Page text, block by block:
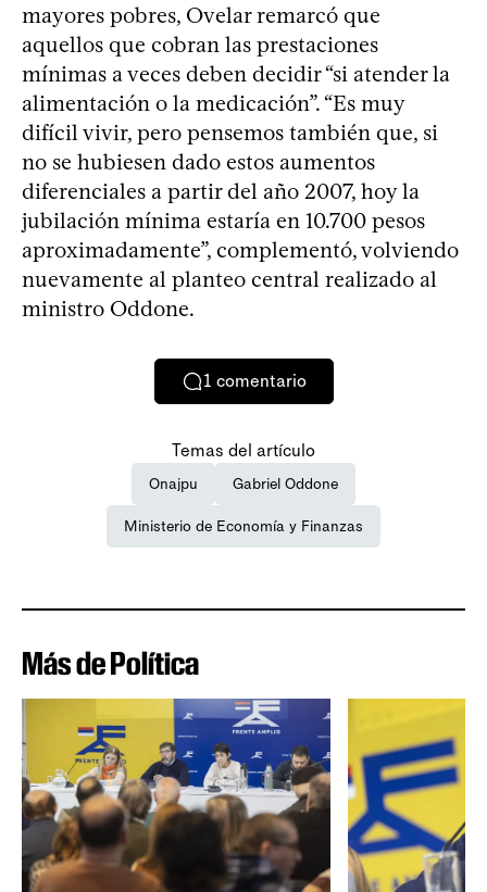
mayores pobres, Ovelar remarcó que
aquellos que cobran las prestaciones
mínimas a veces deben decidir “si atender la
alimentación o la medicación”. “Es muy
difícil vivir, pero pensemos también que, si
no se hubiesen dado estos aumentos
diferenciales a partir del año 2007, hoy la
jubilación mínima estaría en 10.700 pesos
aproximadamente”, complementó, volviendo
nuevamente al planteo central realizado al
ministro Oddone.
1 comentario
Temas del artículo
Onajpu Gabriel Oddone
Ministerio de Economía y Finanzas
Más de Política